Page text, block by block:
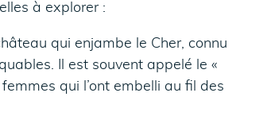
à explorer :
qui enjambe le Cher, connu
Il est souvent appelé le «
qui l’ont embelli au fil des